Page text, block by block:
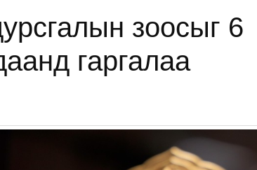
зоосыг 6
гаргалаа